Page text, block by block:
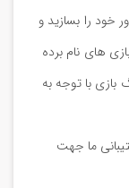
خود را بسازید و
های نام برده
با توجه به
ما جهت